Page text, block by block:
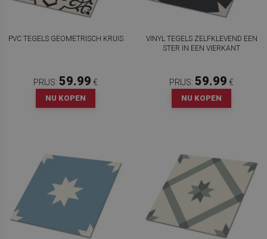
PVC TEGELS GEOMETRISCH KRUIS
PRIJS: 59.99 €
NU KOPEN
VINYL TEGELS ZELFKLEVEND EEN
STER IN EEN VIERKANT
PRIJS: 59.99 €
NU KOPEN